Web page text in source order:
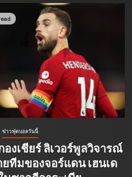
ข่าวฟุตบอลวันนี้
องเชียร์ ลิเวอร์พูลวิจารณ์
ยทีมของจอร์แดน เฮนเด